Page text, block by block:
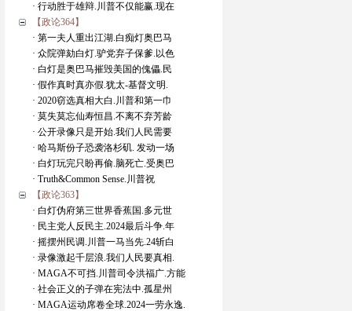
· 行动胜于雄辩.川普不仅能赢.现在
【政论364】
· 第一夫人重出江湖.白痴灯奥巴马
· 众院弹劾白灯.驴党弃子保爹.以色
· 白灯是奥巴马摧毁美国的傀儡.民
· 假作真时真亦假.犹太-基督文明.
· 2020窃选真相大白.川普和第一巾
· 莫失莫忘仙寿恒昌.不离不弃芳龄
· 公开录像只是开始.我们人民需要
· 哈马斯份子恐袭洛杉矶. 发动一场
· 白灯玩完只盼再偷.脑死亡.受奥巴
· Truth&Common Sense.川普祝
【政论363】
· 白灯伪府第三世界香蕉国.多元世
· 民主党人反民主.2024最后斗争.年
· 摇摆州民调.川普一马当先.24斩白
· 录像激起千层浪.我们人民要真相.
· MAGA不可挡.川普司令洪福广.方能
· 社会正义的子弹在宪法中.孤星州
· MAGA运动席卷全球.2024一劳永逸.